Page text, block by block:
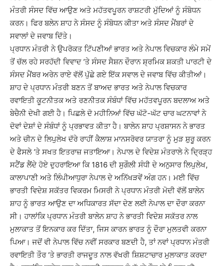
ਮੰਤਰੀ ਸੰਸਦ ਵਿੱਚ ਆਉਣ ਅਤੇ ਮਹੱਤਵਪੂਰਨ ਰਾਸ਼ਟਰੀ ਮੁੱਦਿਆਂ ਨੂੰ ਸੰਬੋਧਨ
ਕਰਨ। ਫਿਰ ਬਲੇਨ ਸ਼ਾਹ ਨੇ ਸੰਸਦ ਨੂੰ ਸੰਬੋਧਨ ਕੀਤਾ ਅਤੇ ਸੰਸਦ ਮੈਂਬਰਾਂ ਦੇ
ਸਵਾਲਾਂ ਦੇ ਜਵਾਬ ਦਿੱਤੇ।
ਪ੍ਰਧਾਨ ਮੰਤਰੀ ਨੇ ਉਪਰੋਕਤ ਟਿੱਪਣੀਆਂ ਭਾਰਤ ਅਤੇ ਨੇਪਾਲ ਵਿਚਕਾਰ ਲੰਮੇ ਸਮੇਂ
ਤੋਂ ਚੱਲ ਰਹੇ ਸਰਹੱਦੀ ਵਿਵਾਦ ‘ਤੇ ਸੰਸਦ ਸੈਸ਼ਨ ਦੌਰਾਨ ਸ਼੍ਰਮਿਕ ਸ਼ਕਤੀ ਪਾਰਟੀ ਦੇ
ਸੰਸਦ ਮੈਂਬਰ ਅਰੇਨ ਰਾਏ ਵੱਲੋਂ ਪੁੱਛੇ ਗਏ ਇੱਕ ਸਵਾਲ ਦੇ ਜਵਾਬ ਵਿੱਚ ਕੀਤੀਆਂ।
ਸ਼ਾਹ ਦੇ ਪ੍ਰਧਾਨ ਮੰਤਰੀ ਬਣਨ ਤੋਂ ਬਾਅਦ ਭਾਰਤ ਅਤੇ ਨੇਪਾਲ ਵਿਚਕਾਰ
ਰਵਾਇਤੀ ਕੂਟਨੀਤਕ ਅਤੇ ਰਣਨੀਤਕ ਸੰਬੰਧਾਂ ਵਿੱਚ ਮਹੱਤਵਪੂਰਨ ਬਦਲਾਅ ਅਤੇ
ਬੇਚੈਨੀ ਦੇਖੀ ਗਈ ਹੈ। ਪਿਛਲੇ ਦੋ ਮਹੀਨਿਆਂ ਵਿੱਚ ਘੱਟੋ-ਘੱਟ ਚਾਰ ਘਟਨਾਵਾਂ ਨੇ
ਦੋਵਾਂ ਦੇਸ਼ਾਂ ਦੇ ਸੰਬੰਧਾਂ ਨੂੰ ਪ੍ਰਭਾਵਤ ਕੀਤਾ ਹੈ। ਬਾਲੇਨ ਸ਼ਾਹ ਪ੍ਰਸ਼ਾਸਨ ਨੇ ਭਾਰਤ
ਅਤੇ ਚੀਨ ਦੇ ਲਿਪੁਲੇਖ ਦੱਰੇ ਰਾਹੀਂ ਕੈਲਾਸ਼ ਮਾਨਸਰੋਵਰ ਯਾਤਰਾ ਨੂੰ ਮੁੜ ਸ਼ੁਰੂ ਕਰਨ
ਦੇ ਫੈਸਲੇ ‘ਤੇ ਸਖਤ ਇਤਰਾਜ਼ ਜਤਾਇਆ। ਨੇਪਾਲ ਦੇ ਵਿਦੇਸ਼ ਮੰਤਰਾਲੇ ਨੇ ਦ੍ਰਿੜ੍ਹ
ਸਟੈਂਡ ਲੈਂਦੇ ਹੋਏ ਦੁਹਰਾਇਆ ਕਿ 1816 ਦੀ ਸੁਗੌਲੀ ਸੰਧੀ ਦੇ ਅਨੁਸਾਰ ਲਿਪੁਲੇਖ,
ਕਾਲਾਪਾਣੀ ਅਤੇ ਲਿੰਪੀਆਧੁਰਾ ਨੇਪਾਲ ਦੇ ਅਨਿੱਖੜਵੇਂ ਅੰਗ ਹਨ। ਮਈ ਵਿੱਚ
ਭਾਰਤੀ ਵਿਦੇਸ਼ ਸਕੱਤਰ ਵਿਕਰਮ ਮਿਸਰੀ ਨੇ ਪ੍ਰਧਾਨ ਮੰਤਰੀ ਮੋਦੀ ਵੱਲੋਂ ਬਾਲੇਨ
ਸ਼ਾਹ ਨੂੰ ਭਾਰਤ ਆਉਣ ਦਾ ਅਧਿਕਾਰਤ ਸੱਦਾ ਦੇਣ ਲਈ ਨੇਪਾਲ ਦਾ ਦੌਰਾ ਕਰਨਾ
ਸੀ। ਹਾਲਾਂਕਿ ਪ੍ਰਧਾਨ ਮੰਤਰੀ ਬਾਲੇਨ ਸ਼ਾਹ ਨੇ ਭਾਰਤੀ ਵਿਦੇਸ਼ ਸਕੱਤਰ ਨਾਲ
ਮੁਲਾਕਾਤ ਤੋਂ ਇਨਕਾਰ ਕਰ ਦਿੱਤਾ, ਜਿਸ ਕਾਰਨ ਭਾਰਤ ਨੂੰ ਦੌਰਾ ਮੁਲਤਵੀ ਕਰਨਾ
ਪਿਆ। ਜਦੋਂ ਵੀ ਨੇਪਾਲ ਵਿੱਚ ਨਵੀਂ ਸਰਕਾਰ ਬਣਦੀ ਹੈ, ਤਾਂ ਨਵਾਂ ਪ੍ਰਧਾਨ ਮੰਤਰੀ
ਰਵਾਇਤੀ ਤੌਰ ‘ਤੇ ਭਾਰਤੀ ਰਾਜਦੂਤ ਨਾਲ ਵੱਖਰੀ ਸ਼ਿਸ਼ਟਾਚਾਰ ਮੁਲਾਕਾਤ ਕਰਦਾ